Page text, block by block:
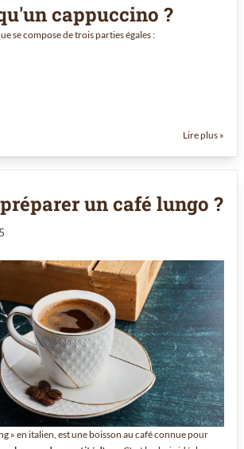
cappuccino ?
se compose de trois parties égales :
Lire plus »
un café lungo ?
» en italien, est une boisson au café connue pour